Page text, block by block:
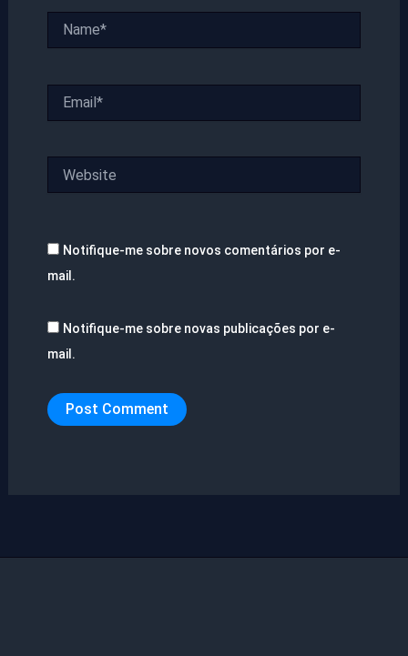
Notifique-me sobre novos comentários por e-
mail.
Notifique-me sobre novas publicações por e-
mail.